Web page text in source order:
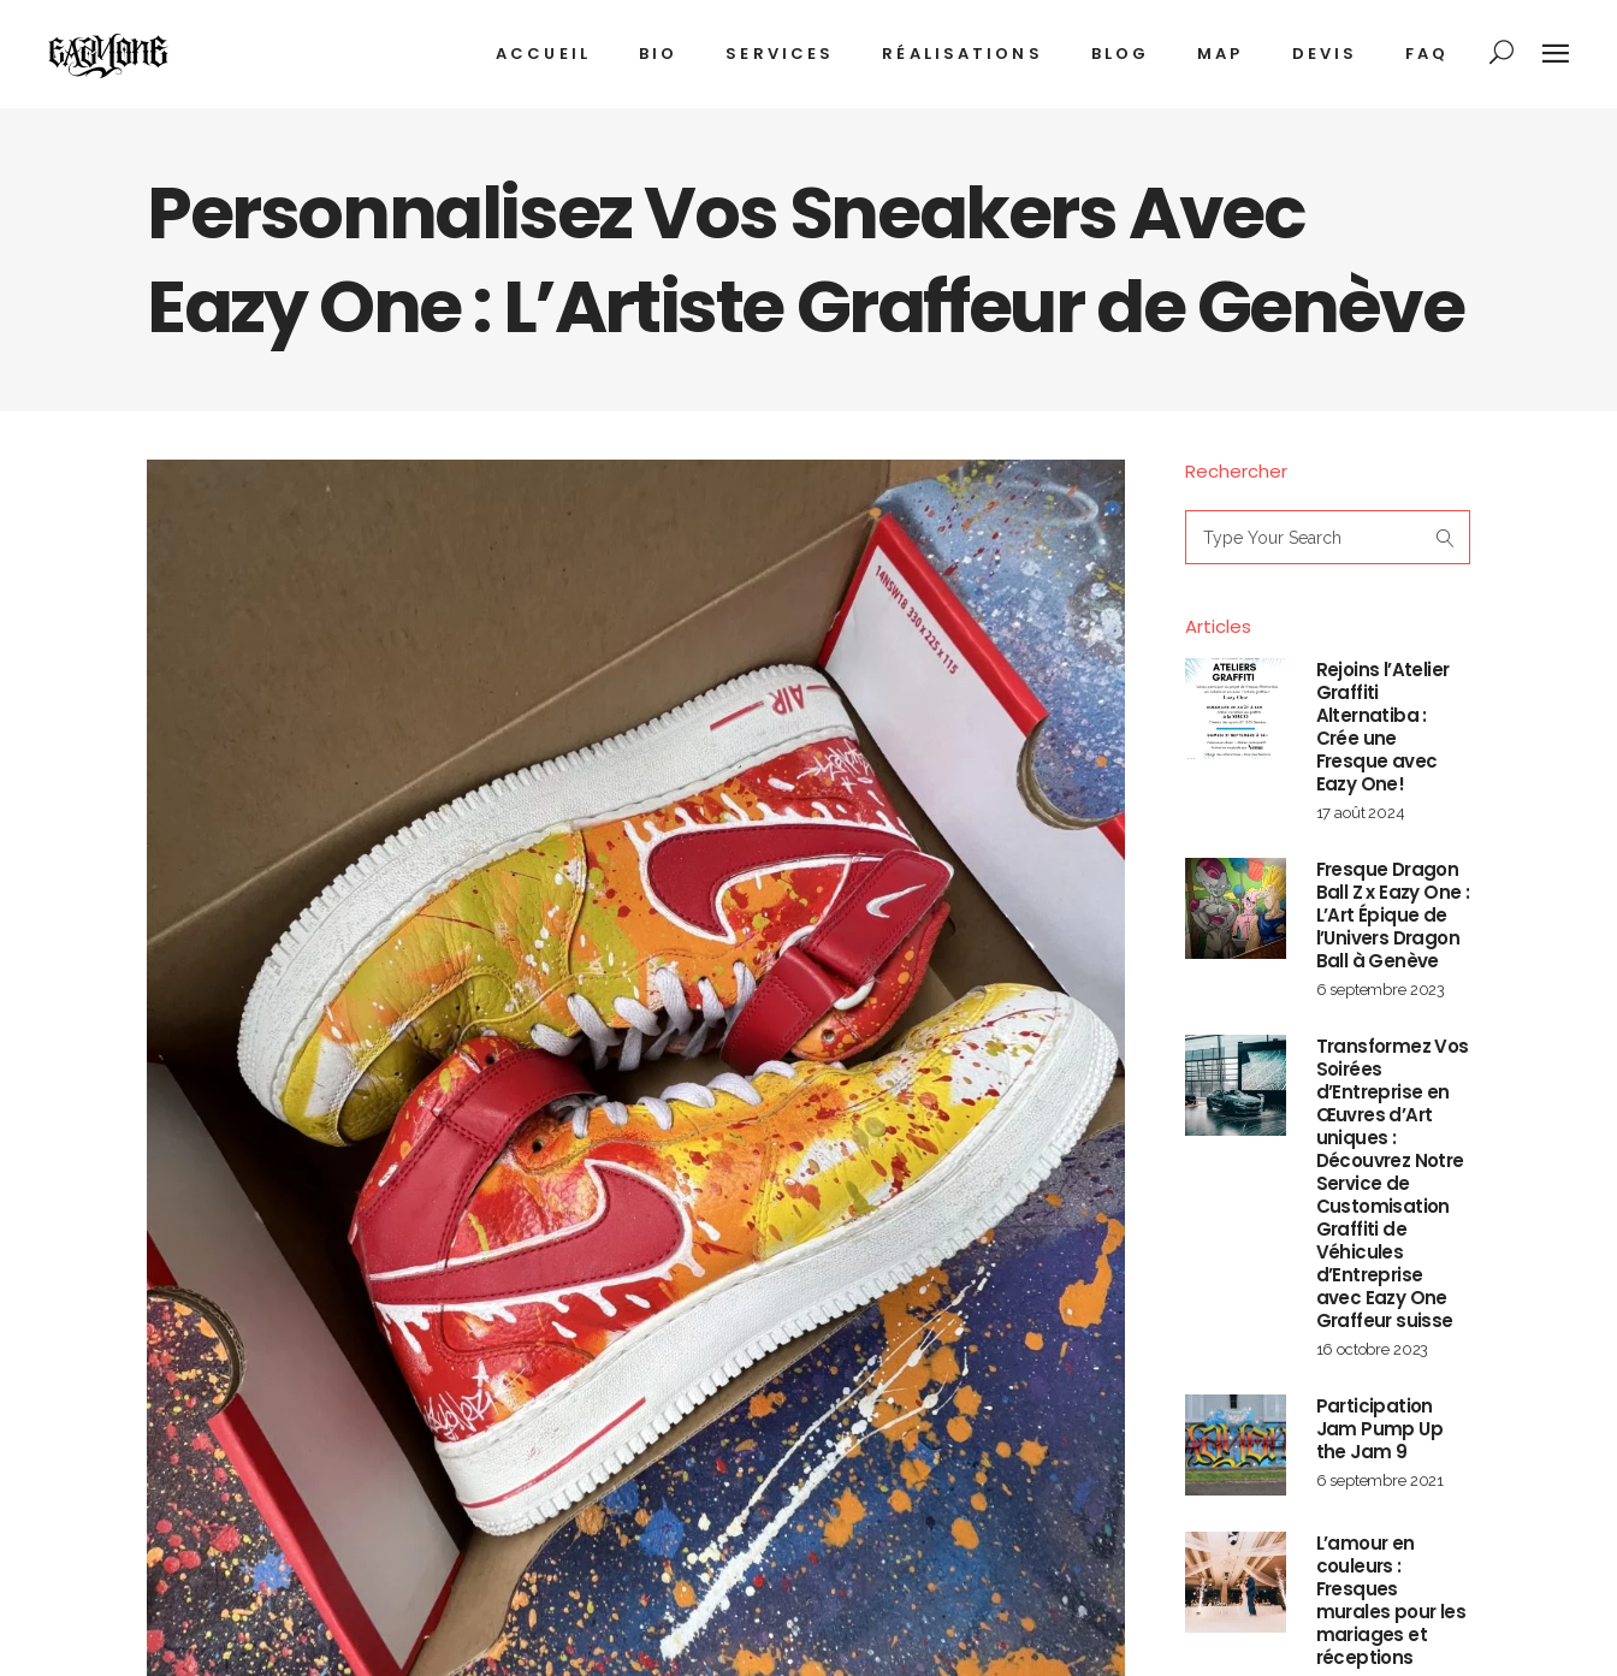
ACCUEIL BIO SERVICES RÉALISATIONS BLOG MAP DEVIS FAQ
Personnalisez Vos Sneakers Avec
Eazy One : L’Artiste Graffeur de Genève
Rechercher
for:
Articles
Rejoins l’Atelier
Graffiti
Alternatiba :
Crée une
Fresque avec
Eazy One!
17 août 2024
Fresque Dragon
Ball Z x Eazy One :
L’Art Épique de
l’Univers Dragon
Ball à Genève
6 septembre 2023
Transformez Vos
Soirées
d’Entreprise en
Œuvres d’Art
uniques :
Découvrez Notre
Service de
Customisation
Graffiti de
Véhicules
d’Entreprise
avec Eazy One
Graffeur suisse
16 octobre 2023
Participation
Jam Pump Up
the Jam 9
6 septembre 2021
L’amour en
couleurs :
Fresques
murales pour les
mariages et
réceptions